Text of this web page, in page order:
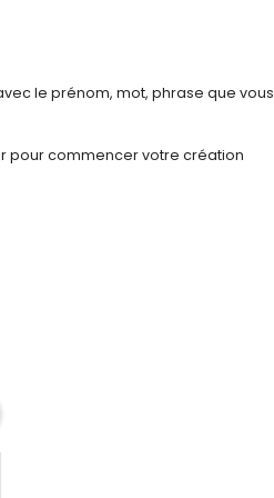
le prénom, mot, phrase que vous
pour commencer votre création